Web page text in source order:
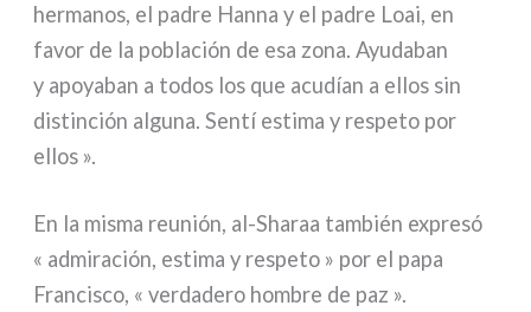
her­ma­nos, el padre Hanna y el padre Loai, en
favor de la pobla­ción de esa zona. Ayudaban
y apoya­ban a todos los que acu­dían a ellos sin
distin­ción algu­na. Sentí esti­ma y respe­to por
ellos ».
En la misma reu­nión, al-Sharaa tam­bién expre­só
« admi­ra­ción, esti­ma y respe­to » por el papa
Francisco, « ver­da­de­ro hom­bre de paz ».